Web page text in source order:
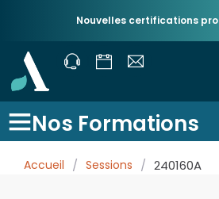
Nouvelles certifications
Nos Formations
Accueil / Sessions / 240160A